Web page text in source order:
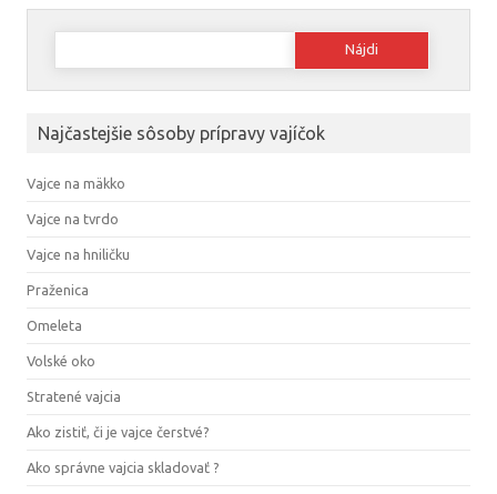
Hľadať:
Najčastejšie sôsoby prípravy vajíčok
Vajce na mäkko
Vajce na tvrdo
Vajce na hniličku
Praženica
Omeleta
Volské oko
Stratené vajcia
Ako zistiť, či je vajce čerstvé?
Ako správne vajcia skladovať ?